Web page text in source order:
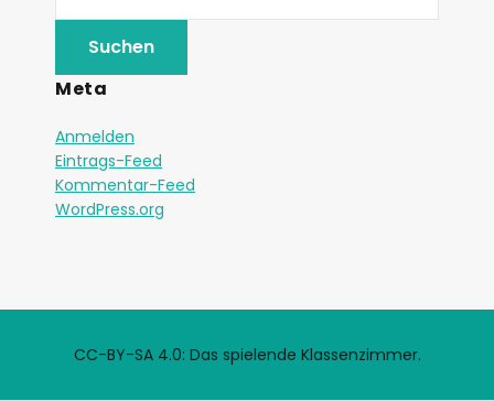
Meta
Anmelden
Eintrags-Feed
Kommentar-Feed
WordPress.org
CC-BY-SA 4.0: Das spielende Klassenzimmer.